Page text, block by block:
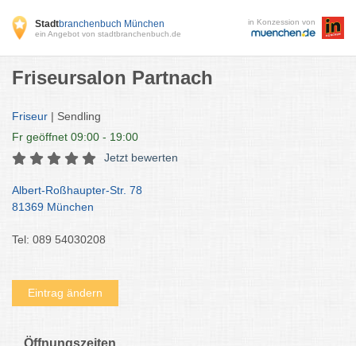
Stadtbranchenbuch München
ein Angebot von stadtbranchenbuch.de
in Konzession von
Friseursalon Partnach
Friseur | Sendling
Fr geöffnet 09:00 - 19:00
Jetzt bewerten
Albert-Roßhaupter-Str. 78
81369 München
Tel: 089 54030208
Eintrag ändern
Öffnungszeiten